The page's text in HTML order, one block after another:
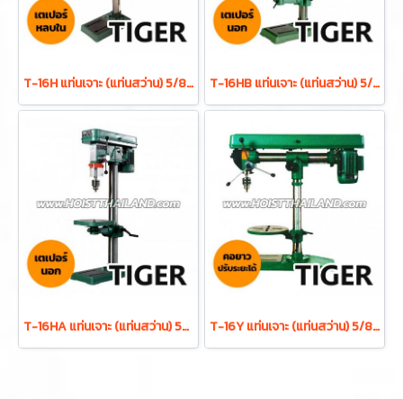
T-16H แท่นเจาะ (แท่นสว่าน) 5/8 นิ้ว 550W ดอกสว่าน 16 มม. 16 สปีด เตเปอร์หลบใน TIGER T-16HB แท่นเจาะ (แท่นสว่าน) 5/8 นิ้ว 550W ดอกสว่าน 16 มม. 16 สปีด พร้อมมอเตอร์ในตัว TIGER
T-16HA แท่นเจาะ (แท่นสว่าน) 5/8 นิ้ว 550W ดอกสว่าน 16 มม. 16 สปีด พร้อมมอเตอร์ในตัว TIGER T-16Y แท่นเจาะ (แท่นสว่าน) 5/8 นิ้ว 450W ดอกสว่าน 16 มม. 12 สปีด TIGER